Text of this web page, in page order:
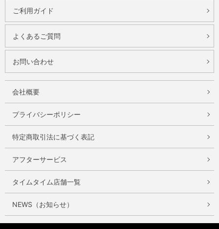
ご利用ガイド
よくあるご質問
お問い合わせ
会社概要
プライバシーポリシー
特定商取引法に基づく表記
アフターサービス
タイムタイム店舗一覧
NEWS（お知らせ）